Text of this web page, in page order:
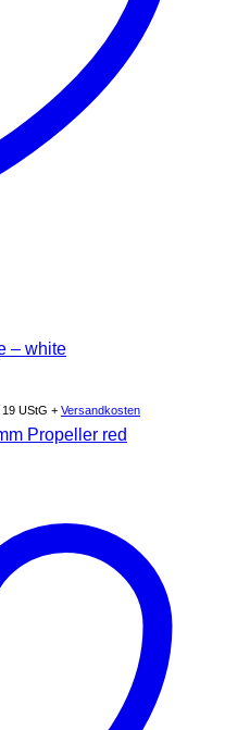
– white
UStG + Versandkosten